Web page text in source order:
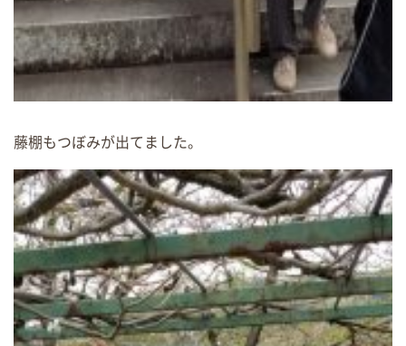
藤棚もつぼみが出てました。